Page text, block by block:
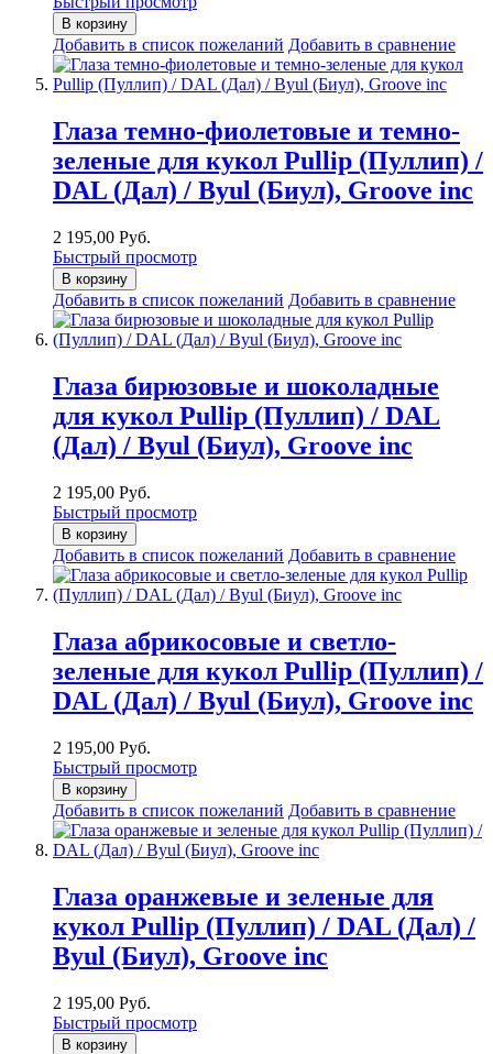
В корзину
Добавить в список пожеланий Добавить в сравнение
Глаза темно-фиолетовые и темно-
зеленые для кукол Pullip (Пуллип) /
DAL (Дал) / Byul (Биул), Groove inc
2 195,00 Руб.
Быстрый просмотр
В корзину
Добавить в список пожеланий Добавить в сравнение
Глаза бирюзовые и шоколадные
для кукол Pullip (Пуллип) / DAL
(Дал) / Byul (Биул), Groove inc
2 195,00 Руб.
Быстрый просмотр
В корзину
Добавить в список пожеланий Добавить в сравнение
Глаза абрикосовые и светло-
зеленые для кукол Pullip (Пуллип) /
DAL (Дал) / Byul (Биул), Groove inc
2 195,00 Руб.
Быстрый просмотр
В корзину
Добавить в список пожеланий Добавить в сравнение
Глаза оранжевые и зеленые для
кукол Pullip (Пуллип) / DAL (Дал) /
Byul (Биул), Groove inc
2 195,00 Руб.
Быстрый просмотр
В корзину